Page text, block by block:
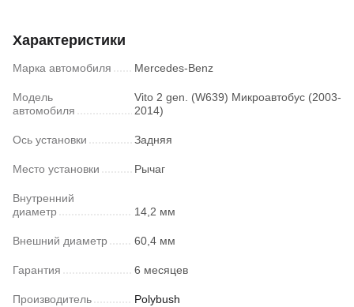
Характеристики
Марка автомобиля Mercedes-Benz
Модель
автомобиля
Vito 2 gen. (W639) Микроавтобус (2003-
2014)
Ось установки Задняя
Место установки Рычаг
Внутренний
диаметр
14,2 мм
Внешний диаметр 60,4 мм
Гарантия 6 месяцев
Производитель Polybush